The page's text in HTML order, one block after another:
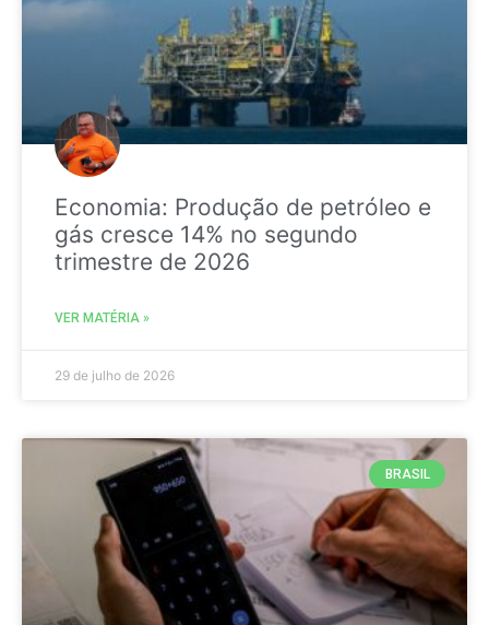
Economia: Produção de petróleo e
gás cresce 14% no segundo
trimestre de 2026
VER MATÉRIA »
29 de julho de 2026
BRASIL